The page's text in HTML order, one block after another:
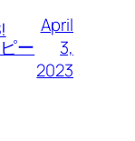
ー
April
3,
2023